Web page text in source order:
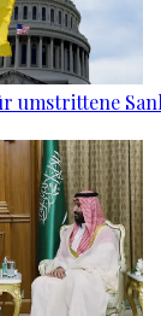
umstrittene